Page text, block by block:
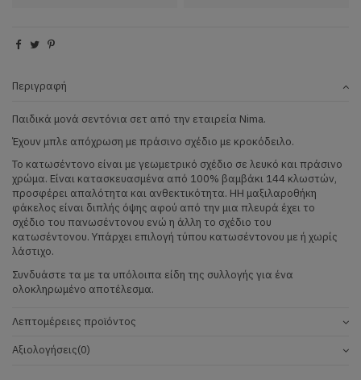
Περιγραφή
Παιδικά μονά σεντόνια σετ από την εταιρεία Nima.
Έχουν μπλε απόχρωση με πράσινο σχέδιο με κροκόδειλο.
Το κατωσέντονο είναι με γεωμετρικό σχέδιο σε λευκό και πράσινο
χρώμα. Είναι κατασκευασμένα από 100% βαμβάκι 144 κλωστών,
προσφέρει απαλότητα και ανθεκτικότητα. ΗΗ μαξιλαροθήκη
φάκελος είναι διπλής όψης αφού από την μια πλευρά έχει το
σχέδιο του πανωσέντονου ενώ η άλλη το σχέδιο του
κατωσέντονου. Υπάρχει επιλογή τύπου κατωσέντονου με ή χωρίς
λάστιχο.
Συνδυάστε τα με τα υπόλοιπα είδη της συλλογής για ένα
ολοκληρωμένο αποτέλεσμα.
Λεπτομέρειες προϊόντος
Αξιολογήσεις(0)